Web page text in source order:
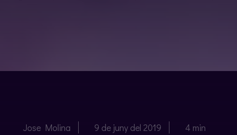
Jose Molina 9 de juny del 2019 4 min